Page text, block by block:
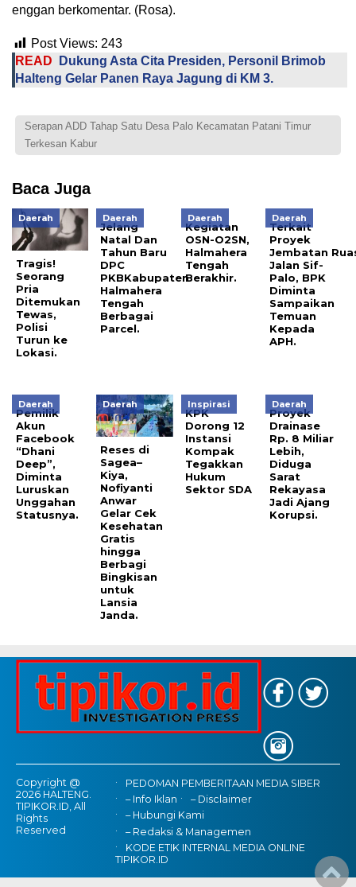
enggan berkomentar. (Rosa).
Post Views: 243
READ
Dukung Asta Cita Presiden, Personil Brimob
Halteng Gelar Panen Raya Jagung di KM 3.
Serapan ADD Tahap Satu Desa Palo Kecamatan Patani Timur
Terkesan Kabur
Baca Juga
Daerah
Tragis!
Seorang
Pria
Ditemukan
Tewas,
Polisi
Turun ke
Lokasi.
Daerah
Jelang
Natal Dan
Tahun Baru
DPC
PKBKabupaten
Halmahera
Tengah
Berbagai
Parcel.
Daerah
Kegiatan
OSN-O2SN,
Halmahera
Tengah
Berakhir.
Daerah
Terkait
Proyek
Jembatan
Jalan Sif-
Palo, BPK
Diminta
Sampaikan
Temuan
Kepada
APH.
Daerah
Pemilik
Akun
Facebook
“Dhani
Deep”,
Diminta
Luruskan
Unggahan
Statusnya.
Daerah
Reses di
Sagea–
Kiya,
Nofiyanti
Anwar
Gelar Cek
Kesehatan
Gratis
hingga
Berbagi
Bingkisan
untuk
Lansia
Janda.
Inspirasi
KPK
Dorong 12
Instansi
Kompak
Tegakkan
Hukum
Sektor SDA
Daerah
Proyek
Drainase
Rp. 8 Miliar
Lebih,
Diduga
Sarat
Rekayasa
Jadi Ajang
Korupsi.
Copyright @
2026 HALTENG.
TIPIKOR.ID, All
Rights
Reserved
PEDOMAN PEMBERITAAN MEDIA SIBER
– Info Iklan
– Disclaimer
– Hubungi Kami
– Redaksi & Managemen
KODE ETIK INTERNAL MEDIA ONLINE
TIPIKOR.ID